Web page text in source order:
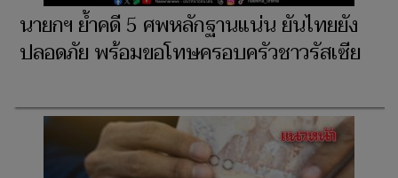
นายกฯ ย้ำคดี 5 ศพหลักฐานแน่น ยันไทยยัง
ปลอดภัย พร้อมขอโทษครอบครัวชาวรัสเซีย